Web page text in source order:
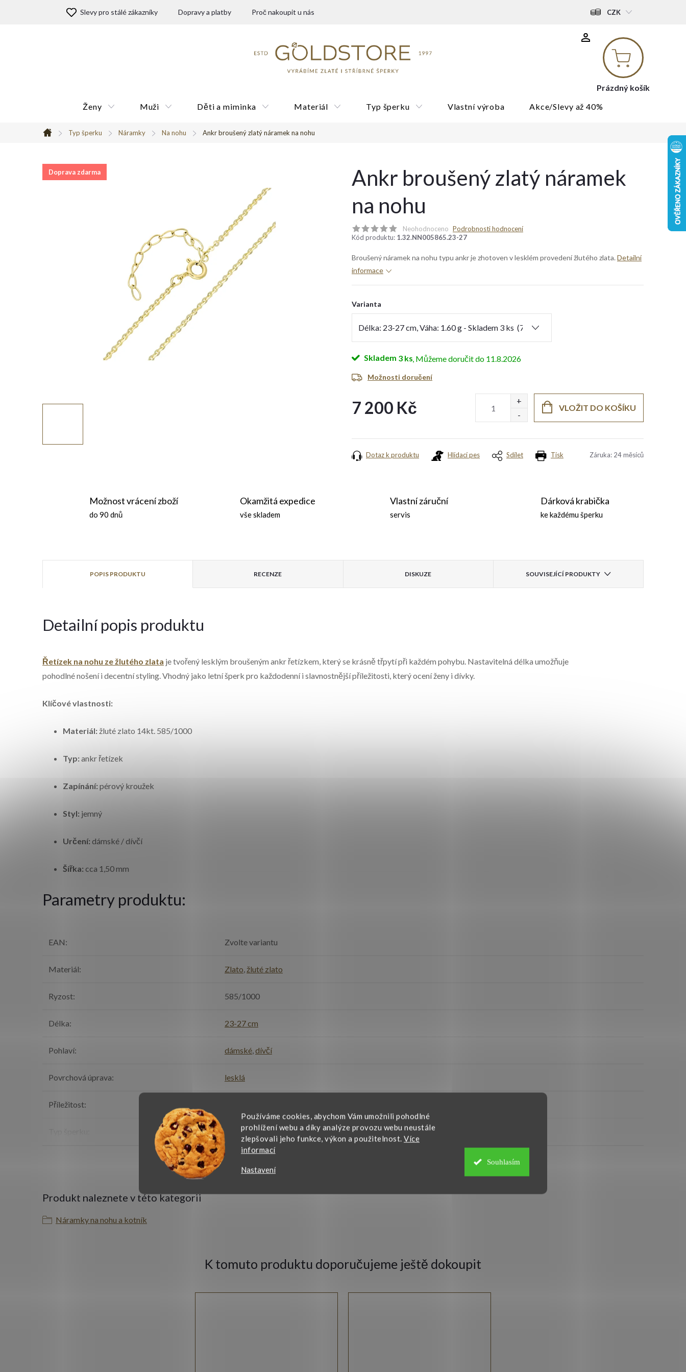
Používáme cookies, abychom Vám umožnili pohodlné
prohlížení webu a díky analýze provozu webu neustále
zlepšovali jeho funkce, výkon a použitelnost. Více
informací
Nastavení
Souhlasím
Slevy pro stálé zákazníky Dopravy a platby Proč nakoupit u nás CZK
Nákupní
košík
Prázdný košík
Ženy
Muži Děti a miminka Materiál Typ šperku Vlastní výroba Akce/Slevy až 40%
Dárkové poukazy
Domů
Typ šperku Náramky Na nohu Ankr broušený zlatý náramek na nohu
Doprava zdarma
Ankr broušený zlatý náramek
na nohu
Neohodnoceno Podrobnosti hodnocení
Kód produktu: 1.32.NN005865.23-27
Broušený náramek na nohu typu ankr je zhotoven v lesklém provedení žlutého zlata. Detailní
informace
Varianta
Skladem 3 ks 11.8.2026
Možnosti doručení
7 200 Kč VLOŽIT DO KOŠÍKU
Tisk
Dotaz k produktu Hlídací pes Sdílet Záruka: 24 měsíců
Dárková krabička
ke každému šperku
Možnost vrácení zboží
do 90 dnů
Okamžitá expedice
vše skladem
Vlastní záruční
servis
POPIS PRODUKTU RECENZE DISKUZE SOUVISEJÍCÍ PRODUKTY
Detailní popis produktu
Řetízek na nohu ze žlutého zlata je tvořený lesklým broušeným ankr řetízkem, který se krásně třpytí při každém pohybu. Nastavitelná délka umožňuje
pohodlné nošení i decentní styling. Vhodný jako letní šperk pro každodenní i slavnostnější příležitosti, který ocení ženy i dívky.
Klíčové vlastnosti:
Materiál:žluté zlato 14kt. 585/1000
Typ:ankr řetízek
Zapínání:pérový kroužek
Styl: jemný
Určení: dámské / dívčí
Šířka: cca 1,50 mm
Parametry produktu:
EAN: Zvolte variantu
Materiál: Zlato, žluté zlato
Ryzost: 585/1000
Délka: 23-27 cm
Pohlaví: dámské,dívčí
Povrchová úprava: lesklá
Příležitost:
Náramek na nohu
Produkt naleznete v této kategorii
Náramky na nohu a kotník
K tomuto produktu doporučujeme ještě dokoupit